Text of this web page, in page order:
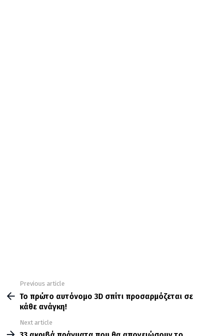
more
Previous article
Το πρώτο αυτόνομο 3D σπίτι προσαρμόζεται σε
κάθε ανάγκη!
Next article